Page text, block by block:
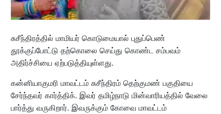
சுசீந்திரத்தில் மாமியர் கொடுமையால் புதுப்பெண்
தூக்குப்போட்டு தற்கொலை செய்து கொண்ட சம்பவம்
அதிர்ச்சியை ஏற்படுத்தியுள்ளது.
கன்னியாகுமரி மாவட்டம் சுசீந்திரம் தெற்குமண் பகுதியை
சேர்ந்தவர் கார்த்திக். இவர் தமிழ்நாடு மின்வாரியத்தில் வேலை
பார்த்து வருகிறார். இவருக்கும் கோவை மாவட்டம்